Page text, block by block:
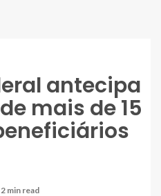
antecipa
mais de 15
2 min read